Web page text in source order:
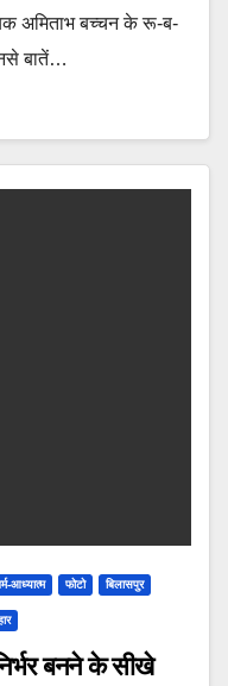
अमिताभ बच्चन के रू-ब-
बातें…
आध्यात्म फोटो बिलासपुर
बनने के सीखे